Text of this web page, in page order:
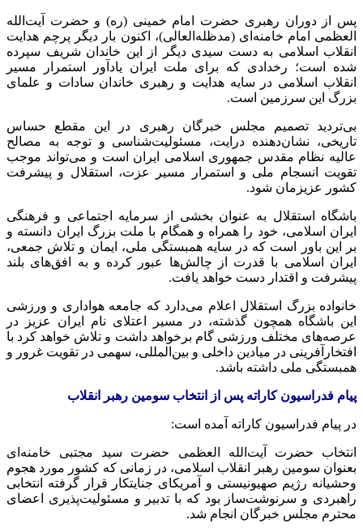
پس از دوران رهبری حضرت امام خمینی (ره) و حضرت آیت‌الله
العظمی امام خامنه‌ای (مدظله‌العالی)، اکنون بار دیگر پرچم هدایت
انقلاب اسلامی به دست سیدی دیگر از این خاندان شریف سپرده
شده است؛ رخدادی که برای ملت ایران یادآور استمرار مسیر
انقلاب اسلامی در سایه هدایت و رهبری خاندان سادات و علمای
بزرگ این سرزمین است.
بی‌تردید تصمیم مجلس خبرگان رهبری در این مقطع حساس
تاریخی، نشان‌دهنده درایت، مسئولیت‌شناسی و توجه به مصالح
عالیه نظام مقدس جمهوری اسلامی ایران است و می‌تواند موجب
تقویت انسجام ملی و استمرار مسیر عزت، استقلال و پیشرفت
کشور عزیزمان شود.
باشگاه استقلال به عنوان بخشی از سرمایه اجتماعی و فرهنگی
ایران اسلامی، خود را همراه و همگام با ملت بزرگ ایران دانسته و
بر این باور است که در سایه همبستگی ملی، ایمان و تلاش جمعی،
ایران اسلامی با قدرت از چالش‌ها عبور کرده و به افق‌های بلند
پیشرفت و اقتدار دست خواهد یافت.
خانواده بزرگ استقلال اعلام می‌دارد که جامعه هواداری و ورزشی
این باشگاه همچون گذشته، در مسیر اعتلای نام ایران عزیز در
عرصه‌های مختلف ورزشی گام برخواهد داشت و تلاش خواهد کرد با
افتخارآفرینی در میادین داخلی و بین‌المللی، سهمی در تقویت غرور و
همبستگی ملی داشته باشد.
پیام فدراسیون کاراته پس از انتخاب سومین رهبر انقلاب
در پیام فدراسیون کاراته آمده‌ است:
انتخاب حضرت آیت‌الله العظمی حضرت سید مجتبی خامنه‌ای
بعنوان سومین رهبر انقلاب اسلامی، در زمانی که کشور مورد هجوم
وحشیانه رژیم صهیونیستی و آمریکای جنایتکار قرار گرفته انتخابی
راهبردی و سرنوشت‌ساز بود که با تدبیر و مسئولیت‌پذیری اعضای
محترم مجلس خبرگان انجام شد.